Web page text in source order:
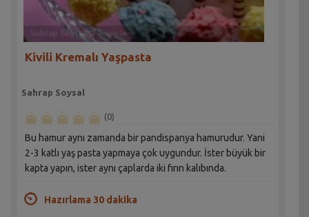
Kivili Kremalı Yaşpasta
Sahrap Soysal
(0)
Bu hamur aynı zamanda bir pandispanya hamurudur. Yani
2-3 katlı yaş pasta yapmaya çok uygundur. İster büyük bir
kapta yapın, ister aynı çaplarda iki fırın kalıbında.
Hazırlama 30 dakika